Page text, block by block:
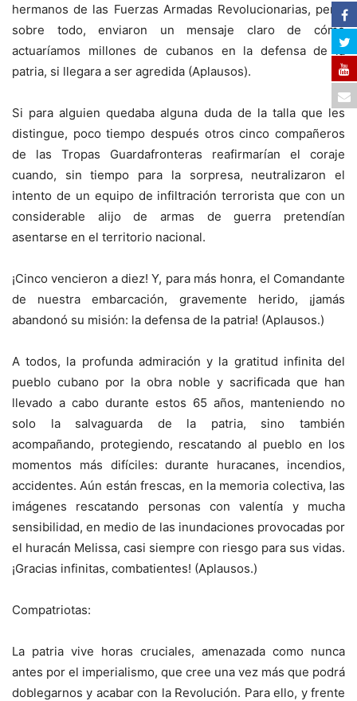
hermanos de las Fuerzas Armadas Revolucionarias, pero,
sobre todo, enviaron un mensaje claro de cómo
actuaríamos millones de cubanos en la defensa de la
patria, si llegara a ser agredida (Aplausos).
Si para alguien quedaba alguna duda de la talla que les
distingue, poco tiempo después otros cinco compañeros
de las Tropas Guardafronteras reafirmarían el coraje
cuando, sin tiempo para la sorpresa, neutralizaron el
intento de un equipo de infiltración terrorista que con un
considerable alijo de armas de guerra pretendían
asentarse en el territorio nacional.
¡Cinco vencieron a diez! Y, para más honra, el Comandante
de nuestra embarcación, gravemente herido, ¡jamás
abandonó su misión: la defensa de la patria! (Aplausos.)
A todos, la profunda admiración y la gratitud infinita del
pueblo cubano por la obra noble y sacrificada que han
llevado a cabo durante estos 65 años, manteniendo no
solo la salvaguarda de la patria, sino también
acompañando, protegiendo, rescatando al pueblo en los
momentos más difíciles: durante huracanes, incendios,
accidentes. Aún están frescas, en la memoria colectiva, las
imágenes rescatando personas con valentía y mucha
sensibilidad, en medio de las inundaciones provocadas por
el huracán Melissa, casi siempre con riesgo para sus vidas.
¡Gracias infinitas, combatientes! (Aplausos.)
Compatriotas:
La patria vive horas cruciales, amenazada como nunca
antes por el imperialismo, que cree una vez más que podrá
doblegarnos y acabar con la Revolución. Para ello, y frente